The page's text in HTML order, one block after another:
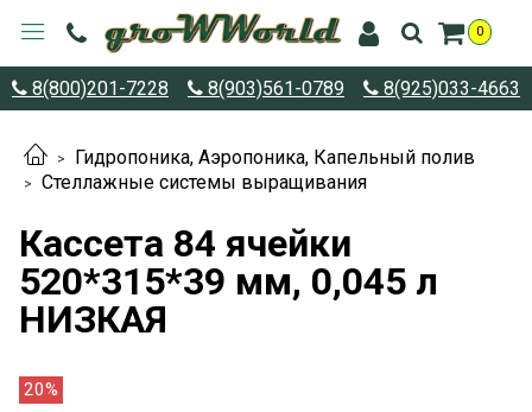
0
8(800)201-7228 8(903)561-0789 8(925)033-4663
Гидропоника, Аэропоника, Капельный полив
Стеллажные системы выращивания
Кассета 84 ячейки
520*315*39 мм, 0,045 л
НИЗКАЯ
20%